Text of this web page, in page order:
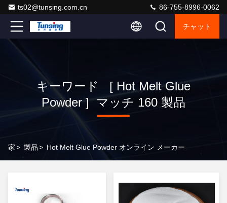
ts02@tunsing.com.cn 86-755-8996-0062
チャット
キーワード [ Hot Melt Glue
Powder ] マッチ 160 製品
家> 製品> Hot Melt Glue Powder オンライン メーカー